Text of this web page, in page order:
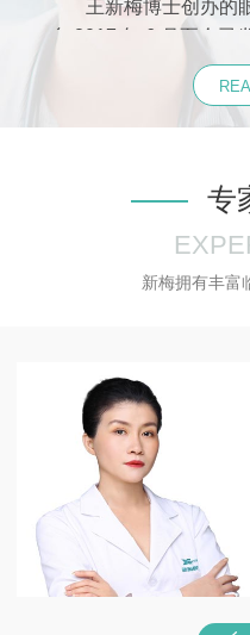
王新梅博士创办的
自
2017 年 6 月至今已
2000
国际先进的专业眼科、
统、VR视功能训练系
中心等。门诊引进欧美
环境优雅舒适，就诊流
引，方便舒适，节省时
内眼视光行业众多有经
心、隐形眼镜、角膜塑
干眼治疗中心、近视防
个专业临床诊疗中
一开始便致力于成为全
专
新梅拥有丰富